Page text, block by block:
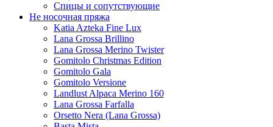
Спицы и сопутствующие
Не носочная пряжа
Katia Azteka Fine Lux
Lana Grossa Brillino
Lana Grossa Merino Twister
Gomitolo Christmas Edition
Gomitolo Gala
Gomitolo Versione
Landlust Alpaca Merino 160
Lana Grossa Farfalla
Orsetto Nera (Lana Grossa)